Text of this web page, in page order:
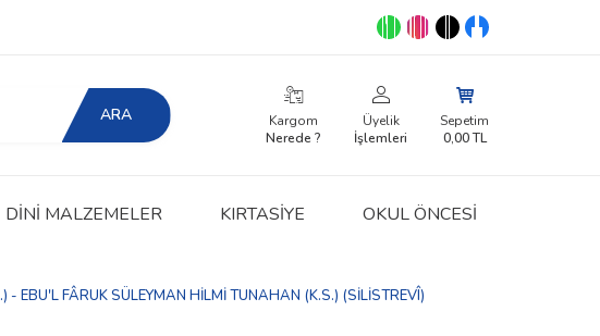
ARA
Kargom
Nerede ?
Üyelik
İşlemleri
Sepetim
0,00TL
DINI MALZEMELER KIRTASIYE OKUL ÖNCESİ
- EBU'L FÂRUK SÜLEYMAN HİLMİ TUNAHAN (K.S.) (SİLİSTREVÎ)